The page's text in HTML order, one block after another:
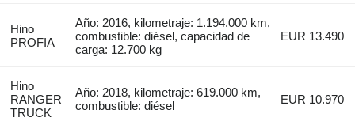
Hino
PROFIA
Año: 2016, kilometraje: 1.194.000 km,
combustible: diésel, capacidad de
carga: 12.700 kg
EUR 13.490
Hino
RANGER
TRUCK
Año: 2018, kilometraje: 619.000 km,
combustible: diésel
EUR 10.970